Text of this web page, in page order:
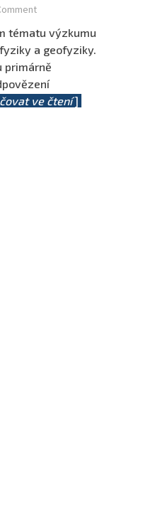
tématu výzkumu
a geofyziky.
primárně
ve čtení]